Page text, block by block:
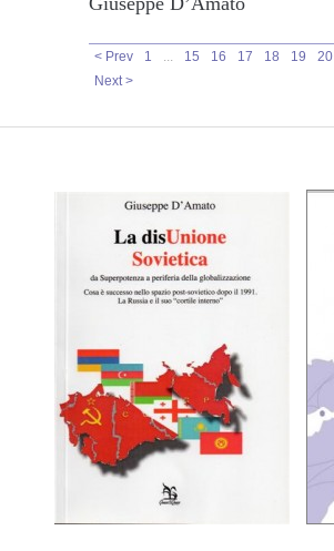
< Prev 1 ... 15 16 17 18 19 20
Next >